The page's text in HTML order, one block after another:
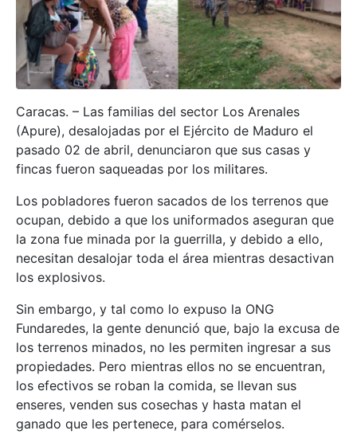
Caracas. – Las familias del sector Los Arenales
(Apure), desalojadas por el Ejército de Maduro el
pasado 02 de abril, denunciaron que sus casas y
fincas fueron saqueadas por los militares.
Los pobladores fueron sacados de los terrenos que
ocupan, debido a que los uniformados aseguran que
la zona fue minada por la guerrilla, y debido a ello,
necesitan desalojar toda el área mientras desactivan
los explosivos.
Sin embargo, y tal como lo expuso la ONG
Fundaredes, la gente denunció que, bajo la excusa de
los terrenos minados, no les permiten ingresar a sus
propiedades. Pero mientras ellos no se encuentran,
los efectivos se roban la comida, se llevan sus
enseres, venden sus cosechas y hasta matan el
ganado que les pertenece, para comérselos.